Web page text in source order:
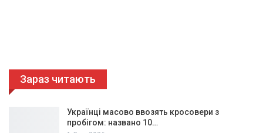
Зараз читають
Українці масово ввозять кросовери з
пробігом: названо 10…